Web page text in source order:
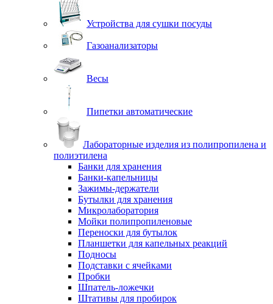
Устройства для сушки посуды
Газоанализаторы
Весы
Пипетки автоматические
Лабораторные изделия из полипропилена и
полиэтилена
Банки для хранения
Банки-капельницы
Зажимы-держатели
Бутылки для хранения
Микролаборатория
Мойки полипропиленовые
Переноски для бутылок
Планшетки для капельных реакций
Подносы
Подставки с ячейками
Пробки
Шпатель-ложечки
Штативы для пробирок